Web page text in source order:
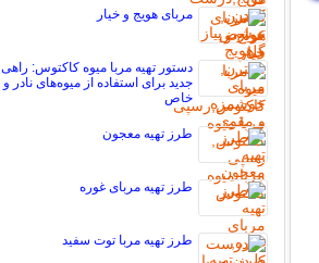
مربای هویج و خیار
دستور تهیه مربا میوه کاکتوس: راهی
جدید برای استفاده از میوه‌های نادر و
خاص
طرز تهیه معجون
طرز تهیه مربای غوره
طرز تهیه مربا توت سفید